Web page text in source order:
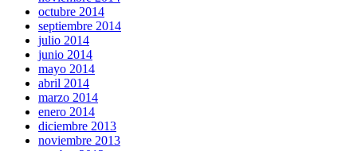
octubre 2014
septiembre 2014
julio 2014
junio 2014
mayo 2014
abril 2014
marzo 2014
enero 2014
diciembre 2013
noviembre 2013